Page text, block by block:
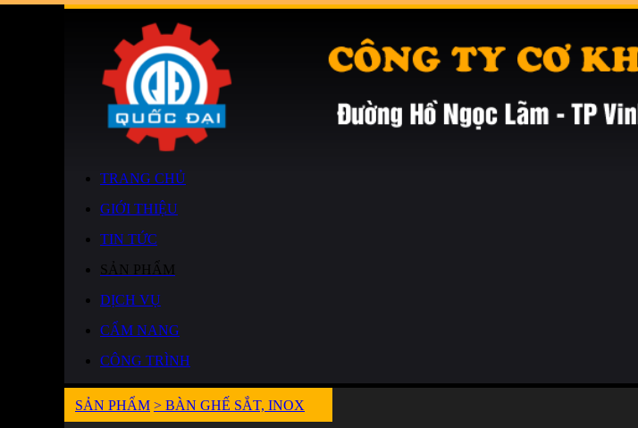
TRANG CHỦ
GIỚI THIỆU
TIN TỨC
SẢN PHẨM
DỊCH VỤ
CẨM NANG
CÔNG TRÌNH
SẢN PHẨM > BÀN GHẾ SẮT, INOX